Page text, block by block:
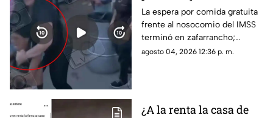
protagonizan peculiar
riña con jalones de
cabello en fila de
burritos y desatan
La espera por comida gratuita
frente al nosocomio del IMSS
terminó en zafarrancho;
testigos tuvieron que
agosto 04, 2026 12:36 p. m.
¿A la renta la casa de